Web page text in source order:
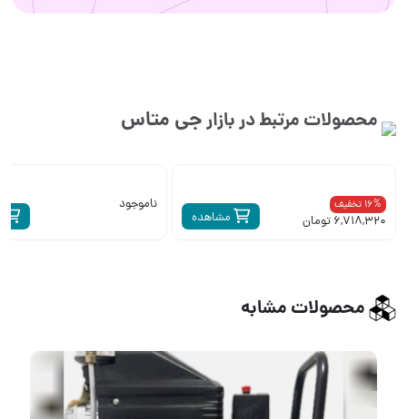
محصولات مرتبط در بازارجی متاس
مشاهده
16% تخفیف
6,718,320 تومان
ناموجود
محصولات مشابه